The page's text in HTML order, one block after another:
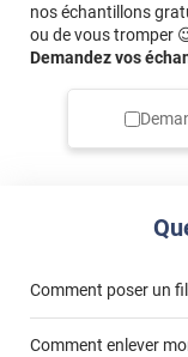
nos échantillons
ou de vous tromper
Demandez vos
Comment poser un
Comment enlever
*****
Il y a
Produit au top
Produit